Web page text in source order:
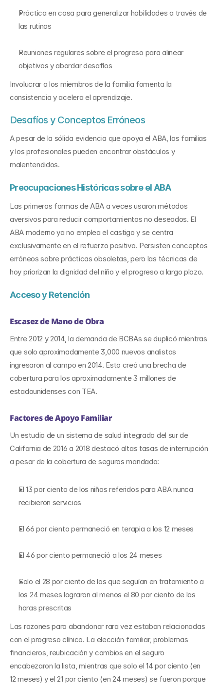
Práctica en casa para generalizar habilidades a través de
las rutinas
Reuniones regulares sobre el progreso para alinear
objetivos y abordar desafíos
Involucrar a los miembros de la familia fomenta la
consistencia y acelera el aprendizaje.
Desafíos y Conceptos Erróneos
A pesar de la sólida evidencia que apoya el ABA, las familias
y los profesionales pueden encontrar obstáculos y
malentendidos.
Preocupaciones Históricas sobre el ABA
Las primeras formas de ABA a veces usaron métodos
aversivos para reducir comportamientos no deseados. El
ABA moderno ya no emplea el castigo y se centra
exclusivamente en el refuerzo positivo. Persisten conceptos
erróneos sobre prácticas obsoletas, pero las técnicas de
hoy priorizan la dignidad del niño y el progreso a largo plazo.
Acceso y Retención
Escasez de Mano de Obra
Entre 2012 y 2014, la demanda de BCBAs se duplicó mientras
que solo aproximadamente 3,000 nuevos analistas
ingresaron al campo en 2014. Esto creó una brecha de
cobertura para los aproximadamente 3 millones de
estadounidenses con TEA.
Factores de Apoyo Familiar
Un estudio de un sistema de salud integrado del sur de
California de 2016 a 2018 destacó altas tasas de interrupción
a pesar de la cobertura de seguros mandada:
El 13 por ciento de los niños referidos para ABA nunca
recibieron servicios
El 66 por ciento permaneció en terapia a los 12 meses
El 46 por ciento permaneció a los 24 meses
Solo el 28 por ciento de los que seguían en tratamiento a
los 24 meses lograron al menos el 80 por ciento de las
horas prescritas
Las razones para abandonar rara vez estaban relacionadas
con el progreso clínico. La elección familiar, problemas
financieros, reubicación y cambios en el seguro
encabezaron la lista, mientras que solo el 14 por ciento (en
12 meses) y el 21 por ciento (en 24 meses) se fueron porque